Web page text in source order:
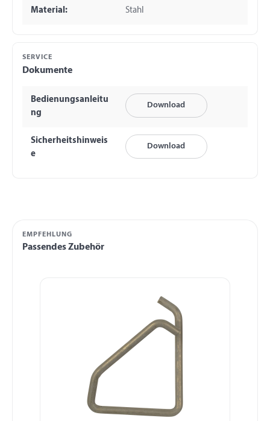
Material: Stahl
SERVICE
Dokumente
Bedienungsanleitu
ng
Download
Sicherheitshinweis
e
Download
EMPFEHLUNG
Passendes Zubehör